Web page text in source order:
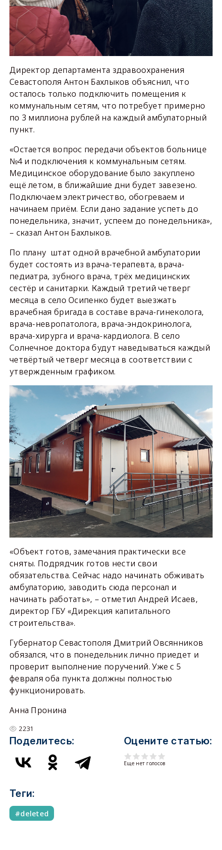
Директор департамента здравоохранения
Севастополя Антон Бахлыков объяснил, что
осталось только подключить помещения к
коммунальным сетям, что потребует примерно
по 3 миллиона рублей на каждый амбулаторный
пункт.
«Остается вопрос передачи объектов больнице
№4 и подключения к коммунальным сетям.
Медицинское оборудование было закуплено
ещё летом, в ближайшие дни будет завезено.
Подключаем электричество, обогреваем и
начинаем приём. Если дано задание успеть до
понедельника, значит, успеем до понедельника»,
– сказал Антон Бахлыков.
По плану штат одной врачебной амбулатории
будет состоять из врача-терапевта, врача-
педиатра, зубного врача, трёх медицинских
сестёр и санитарки. Каждый третий четверг
месяца в село Осипенко будет выезжать
врачебная бригада в составе врача-гинеколога,
врача-невропатолога, врача-эндокринолога,
врача-хирурга и врача-кардиолога. В село
Солнечное доктора будут наведываться каждый
четвёртый четверг месяца в соответствии с
утвержденным графиком.
«Объект готов, замечания практически все
сняты. Подрядчик готов нести свои
обязательства. Сейчас надо начинать обживать
амбулаторию, заводить сюда персонал и
начинать работать», – отметил Андрей Исаев,
директор ГБУ «Дирекция капитального
строительства».
Губернатор Севастополя Дмитрий Овсянников
обязался, что в понедельник лично приедет и
проверит выполнение поручений. Уже с 5
февраля оба пункта должны полностью
функционировать.
Анна Пронина
2231
Поделитесь: Оцените статью:
Еще нет голосов
Теги:
deleted